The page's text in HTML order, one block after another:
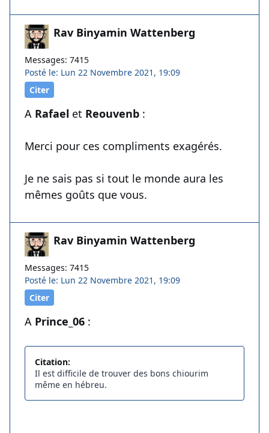
Rav Binyamin Wattenberg
Messages: 7415
Posté le: Lun 22 Novembre 2021, 19:09
Citer
A Rafael et Reouvenb :
Merci pour ces compliments exagérés.
Je ne sais pas si tout le monde aura les
mêmes goûts que vous.
Rav Binyamin Wattenberg
Messages: 7415
Posté le: Lun 22 Novembre 2021, 19:09
Citer
A Prince_06 :
Citation:
Il est difficile de trouver des bons chiourim
même en hébreu.